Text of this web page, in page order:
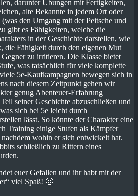
darunter Übungen mit Fertigkeiten,
alte Bekannte in jedem Ort oder
den Umgang mit der Peitsche und
gibt es Fähigkeiten, welche die
in der Geschichte darstellen, wie
die Fähigkeit durch den eigenen Mut
zu irritieren. Die Klasse bietet
was tatsächlich für viele komplette
5e-Kaufkampagnen bewegen sich in
nach diesem Zeitpunkt gehen wir
genug Abenteuer-Erfahrung
seiner Geschichte abzuschließen und
sich bei 5e leicht durch
lässt. So könnte der Charakter eine
Training einige Stufen als Kämpfer
wohin er sich entwickelt hat.
schließlich zu Rittern eines
euer Gefallen und ihr habt mit der
viel Spaß! 🙂